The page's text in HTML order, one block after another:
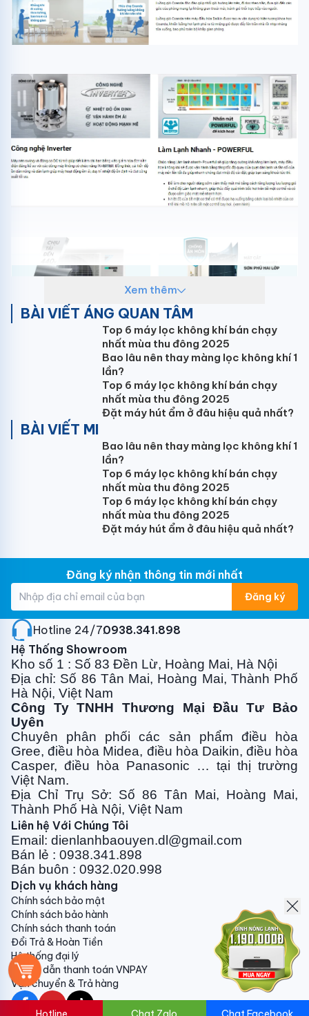
Xem thêm
BÀI VIẾT ÁNG QUAN TÂM
Top 6 máy lọc không khí bán chạy
nhất mùa thu đông 2025
Bao lâu nên thay màng lọc không khí 1
lần?
Top 6 máy lọc không khí bán chạy
nhất mùa thu đông 2025
Đặt máy hút ẩm ở đâu hiệu quả nhất?
BÀI VIẾT MI
Bao lâu nên thay màng lọc không khí 1
lần?
Top 6 máy lọc không khí bán chạy
nhất mùa thu đông 2025
Top 6 máy lọc không khí bán chạy
nhất mùa thu đông 2025
Đặt máy hút ẩm ở đâu hiệu quả nhất?
Đăng ký nhận thông tin mới nhất
Đăng ký
Hotline 24/7:0938.341.898
Hệ Thống Showroom
Kho số 1 : Số 83 Đền Lừ, Hoàng Mai, Hà Nội
Địa chỉ: Số 86 Tân Mai, Hoàng Mai, Thành Phố
Hà Nội, Việt Nam
Công Ty TNHH Thương Mại Đầu Tư Bảo
Uyên
Chuyên phân phối các sản phẩm điều hòa
Gree, điều hòa Midea, điều hòa Daikin, điều hòa
Casper, điều hòa Panasonic … tại thị trường
Việt Nam.
Địa Chỉ Trụ Sở: Số 86 Tân Mai, Hoàng Mai,
Thành Phố Hà Nội, Việt Nam
Liên hệ Với Chúng Tôi
Email: dienlanhbaouyen.dl@gmail.com
Bán lẻ : 0938.341.898
Bán buôn : 0932.020.998
Dịch vụ khách hàng
Chính sách bảo mật
Chính sách bảo hành
Chính sách thanh toán
Đổi Trả & Hoàn Tiền
Hệ thống đại lý
Hướng dẫn thanh toán VNPAY
Vận chuyển & Trả hàng